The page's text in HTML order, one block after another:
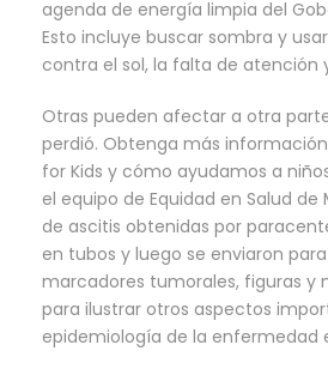
agenda de energía limpia del
Esto incluye buscar sombra y
contra el sol, la falta de atención
Otras pueden afectar a otra
perdió. Obtenga más
for Kids y cómo ayudamos a
el equipo de Equidad en Salud de
de ascitis obtenidas por
en tubos y luego se enviaron
marcadores tumorales, figuras y
para ilustrar otros aspectos
epidemiología de la enfermedad